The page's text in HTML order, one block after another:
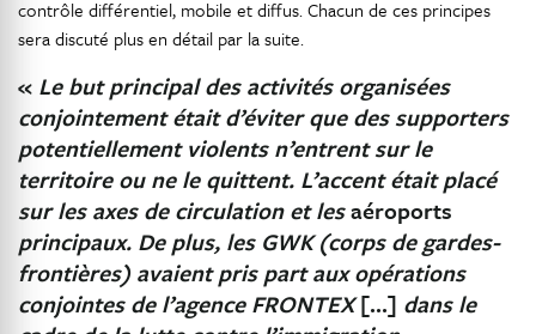
contrôle différentiel, mobile et diffus. Chacun de ces principes
sera discuté plus en détail par la suite.
« Le but principal des activités organisées
conjointement était d’éviter que des supporters
potentiellement violents n’entrent sur le
territoire ou ne le quittent. L’accent était placé
sur les axes de circulation et lesaéroports
principaux. De plus, les GWK (corps de gardes-
frontières) avaient pris part aux opérations
conjointes de l’agence FRONTEX[…] dans le